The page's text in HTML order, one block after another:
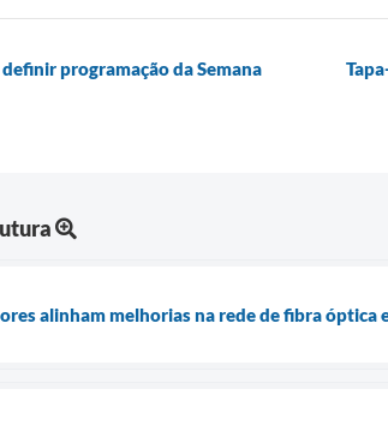
programação da Semana
alinham melhorias na rede de fibra óptica